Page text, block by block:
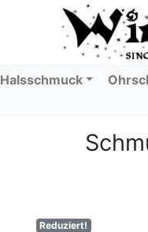
Halsschmuck
Reduziert!